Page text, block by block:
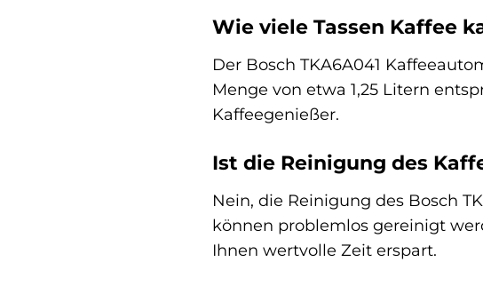
Wie viele Tassen Kaffee
Der Bosch TKA6A041
Menge von etwa 1,25 Litern
Kaffeegenießer.
Ist die Reinigung des
Nein, die Reinigung des Bosch
können problemlos gereinigt
Ihnen wertvolle Zeit erspart.